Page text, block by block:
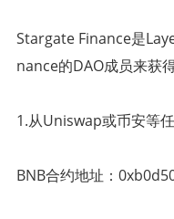
Stargate Finance是
nance的DAO成员来获
1.从Uniswap或币安等
BNB合约地址：